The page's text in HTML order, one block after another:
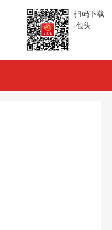
扫码下载
i包头